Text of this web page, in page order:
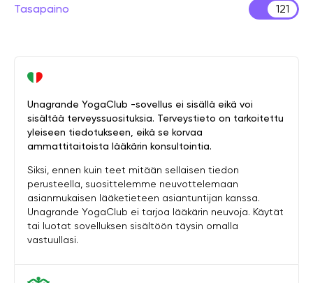
Tasapaino 121
Unagrande YogaClub -sovellus ei sisällä eikä voi
sisältää terveyssuosituksia. Terveystieto on tarkoitettu
yleiseen tiedotukseen, eikä se korvaa
ammattitaitoista lääkärin konsultointia.
Siksi, ennen kuin teet mitään sellaisen tiedon
perusteella, suosittelemme neuvottelemaan
asianmukaisen lääketieteen asiantuntijan kanssa.
Unagrande YogaClub ei tarjoa lääkärin neuvoja. Käytät
tai luotat sovelluksen sisältöön täysin omalla
vastuullasi.